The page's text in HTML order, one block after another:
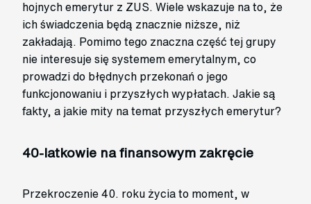
hojnych emerytur z ZUS. Wiele wskazuje na to, że
ich świadczenia będą znacznie niższe, niż
zakładają. Pomimo tego znaczna część tej grupy
nie interesuje się systemem emerytalnym, co
prowadzi do błędnych przekonań o jego
funkcjonowaniu i przyszłych wypłatach. Jakie są
fakty, a jakie mity na temat przyszłych emerytur?
40-latkowie na finansowym zakręcie
Przekroczenie 40. roku życia to moment, w